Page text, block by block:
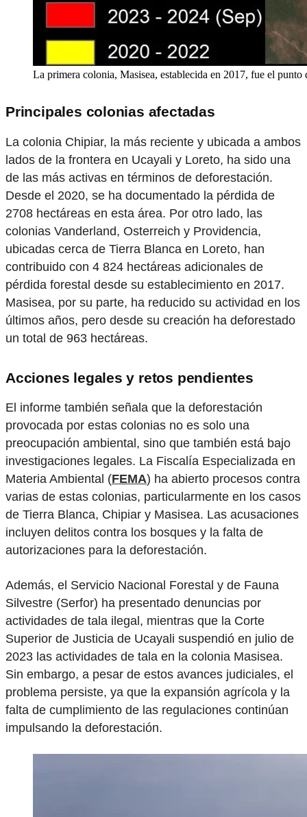
La primera colonia, Masisea, establecida en 2017, fue el
Principales colonias afectadas
La colonia Chipiar, la más reciente y ubicada a ambos
lados de la frontera en Ucayali y Loreto, ha sido una
de las más activas en términos de deforestación.
Desde el 2020, se ha documentado la pérdida de
2708 hectáreas en esta área. Por otro lado, las
colonias Vanderland, Osterreich y Providencia,
ubicadas cerca de Tierra Blanca en Loreto, han
contribuido con 4 824 hectáreas adicionales de
pérdida forestal desde su establecimiento en 2017.
Masisea, por su parte, ha reducido su actividad en los
últimos años, pero desde su creación ha deforestado
un total de 963 hectáreas.
Acciones legales y retos pendientes
El informe también señala que la deforestación
provocada por estas colonias no es solo una
preocupación ambiental, sino que también está bajo
investigaciones legales. La Fiscalía Especializada en
Materia Ambiental (FEMA) ha abierto procesos contra
varias de estas colonias, particularmente en los casos
de Tierra Blanca, Chipiar y Masisea. Las acusaciones
incluyen delitos contra los bosques y la falta de
autorizaciones para la deforestación.
Además, el Servicio Nacional Forestal y de Fauna
Silvestre (Serfor) ha presentado denuncias por
actividades de tala ilegal, mientras que la Corte
Superior de Justicia de Ucayali suspendió en julio de
2023 las actividades de tala en la colonia Masisea.
Sin embargo, a pesar de estos avances judiciales, el
problema persiste, ya que la expansión agrícola y la
falta de cumplimiento de las regulaciones continúan
impulsando la deforestación.